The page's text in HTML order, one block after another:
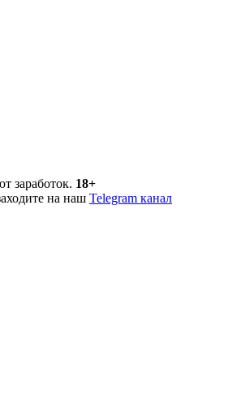
заработок. 18+
на наш Telegram канал